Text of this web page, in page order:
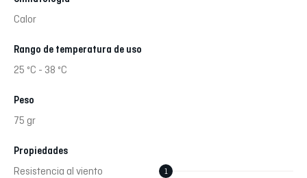
Calor
Rango de temperatura de uso
25 ºC - 38 ºC
Peso
75 gr
Propiedades
Resistencia al viento
1